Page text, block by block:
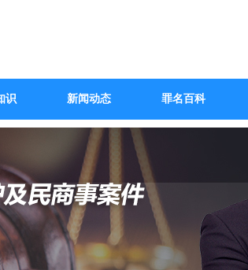
识 新闻动态 罪名百科